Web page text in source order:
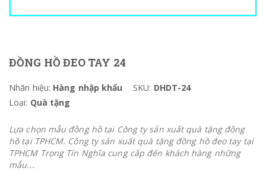
ĐỒNG HỒ ĐEO TAY 24
Nhãn hiệu: Hàng nhập khẩu SKU: DHDT-24
Loại: Quà tặng
Lựa chọn mẫu đồng hồ tại Công ty sản xuất quà tặng đồng
hồ tại TPHCM. Công ty sản xuất quà tặng đồng hồ đeo tay tại
TPHCM Trọng Tín Nghĩa cung cấp đến khách hàng những
mẫu...